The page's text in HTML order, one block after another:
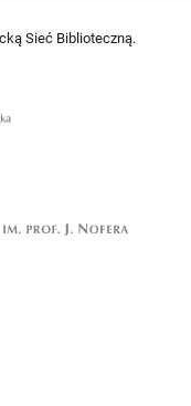
Sieć Biblioteczną.